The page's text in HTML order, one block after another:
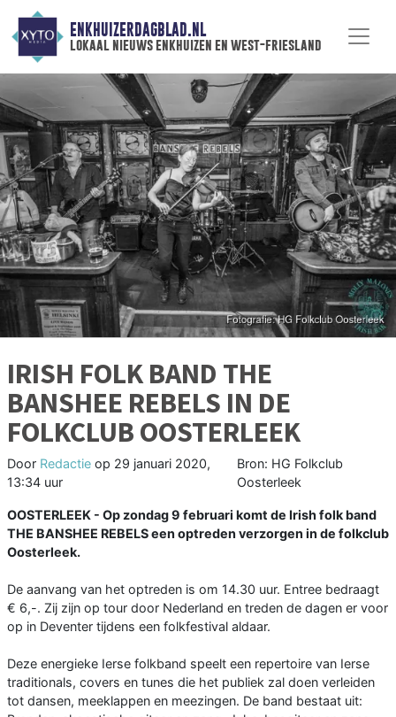
ENKHUIZERDAGBLAD.NL
lokaal nieuws enkhuizen en west-friesland
IRISH FOLK BAND THE
BANSHEE REBELS IN DE
FOLKCLUB OOSTERLEEK
Door Redactie op 29 januari 2020,
13:34 uur
Bron: HG Folkclub
Oosterleek
OOSTERLEEK - Op zondag 9 februari komt de Irish folk band
THE BANSHEE REBELS een optreden verzorgen in de folkclub
Oosterleek.
De aanvang van het optreden is om 14.30 uur. Entree bedraagt
€ 6,-. Zij zijn op tour door Nederland en treden de dagen er voor
op in Deventer tijdens een folkfestival aldaar.
Deze energieke Ierse folkband speelt een repertoire van Ierse
traditionals, covers en tunes die het publiek zal doen verleiden
tot dansen, meeklappen en meezingen. De band bestaat uit: